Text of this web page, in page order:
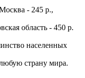
- 245 р.,
область - 450 р.
населенных
страну мира.